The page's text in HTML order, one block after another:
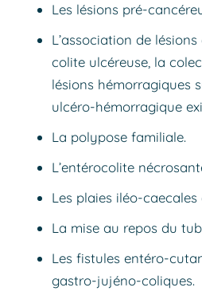
Les lésions pré-
L’association de
colite ulcéreuse, la
lésions hémorragiques
ulcéro-hémorragique
La polypose familiale.
L’entérocolite
Les plaies iléo-
La mise au repos du
Les fistules entéro-
gastro-jujéno-coliques.